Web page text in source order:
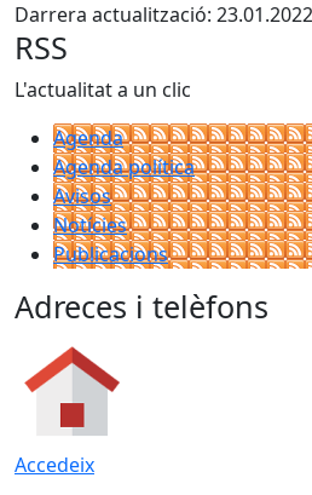
Darrera actualització:
RSS
L'actualitat a un clic
Agenda
Agenda política
Avisos
Notícies
Publicacions
Adreces i telèfons
Accedeix